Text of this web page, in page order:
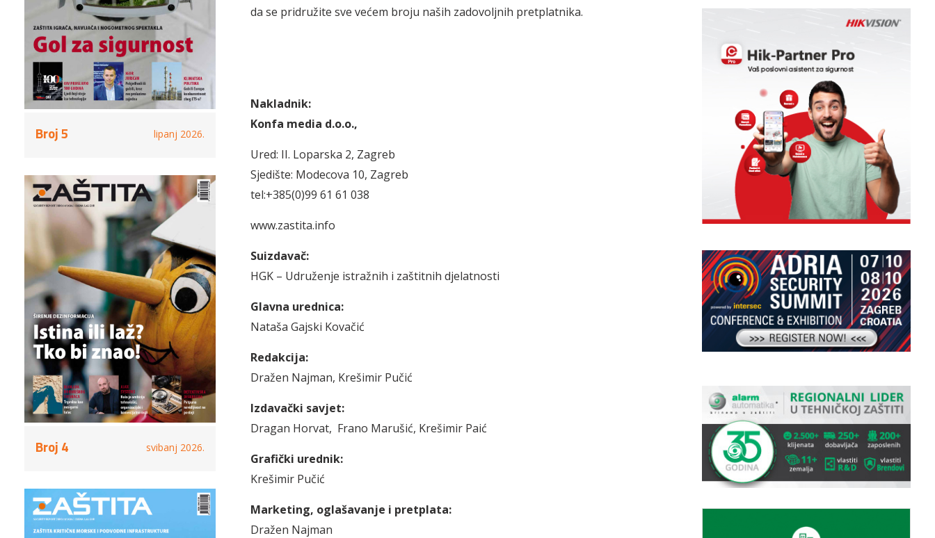
Broj 5 lipanj 2026.
Broj 4 svibanj 2026.
da se pridružite sve većem broju naših zadovoljnih pretplatnika.
Nakladnik:
Konfa media d.o.o.,
Ured: II. Loparska 2, Zagreb
Sjedište: Modecova 10, Zagreb
tel:+385(0)99 61 61 038
www.zastita.info
Suizdavač:
HGK – Udruženje istražnih i zaštitnih djelatnosti
Glavna urednica:
Nataša Gajski Kovačić
Redakcija:
Dražen Najman, Krešimir Pučić
Izdavački savjet:
Dragan Horvat, Frano Marušić, Krešimir Paić
Grafički urednik:
Krešimir Pučić
Marketing, oglašavanje i pretplata:
Dražen Najman